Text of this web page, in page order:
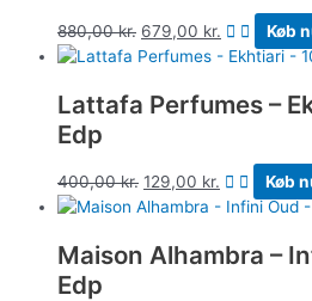
880,00kr. 679,00 kr. Køb
Lattafa Perfumes –
Edp
400,00kr. 129,00 kr. Køb
Maison Alhambra –
Edp